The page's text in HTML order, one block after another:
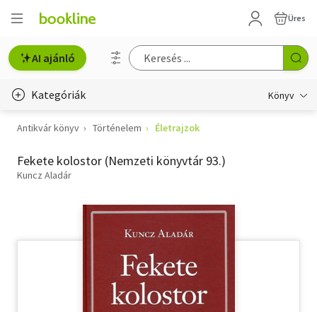
Üres
AI ajánló
Kategóriák Könyv
Életmód, egészség
Erotika
Antikvár könyv Történelem Életrajzok
Fekete kolostor (Nemzeti könyvtár 93.)
Kuncz Aladár